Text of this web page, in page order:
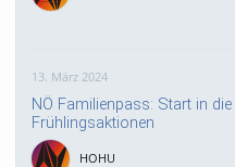
13. März 2024
NÖ Familienpass: Start in
Frühlingsaktionen
HOHU